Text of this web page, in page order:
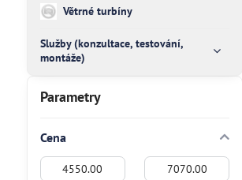
Parametry
Cena
Od:
Do:
Větrné turbíny
Služby (konzultace, testování,
montáže)